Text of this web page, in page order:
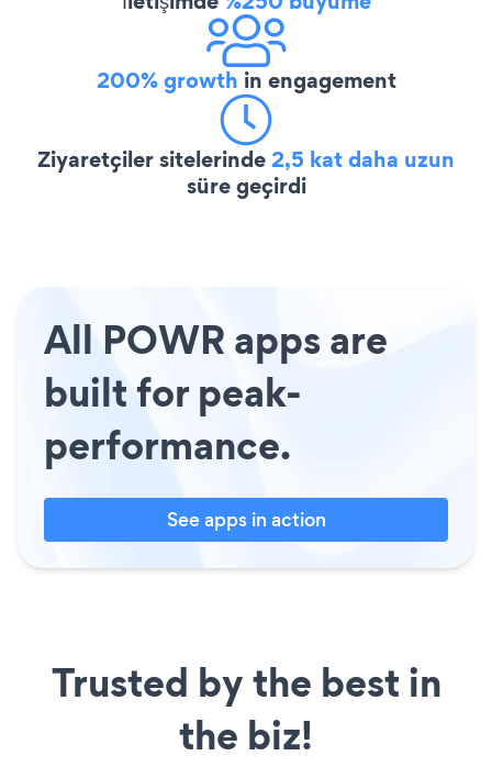
200% growth in engagement
Ziyaretçiler sitelerinde2,5 kat daha uzun
süre geçirdi
All POWR apps are
built for peak-
performance.
See apps in action
Trusted by the best in
the biz!